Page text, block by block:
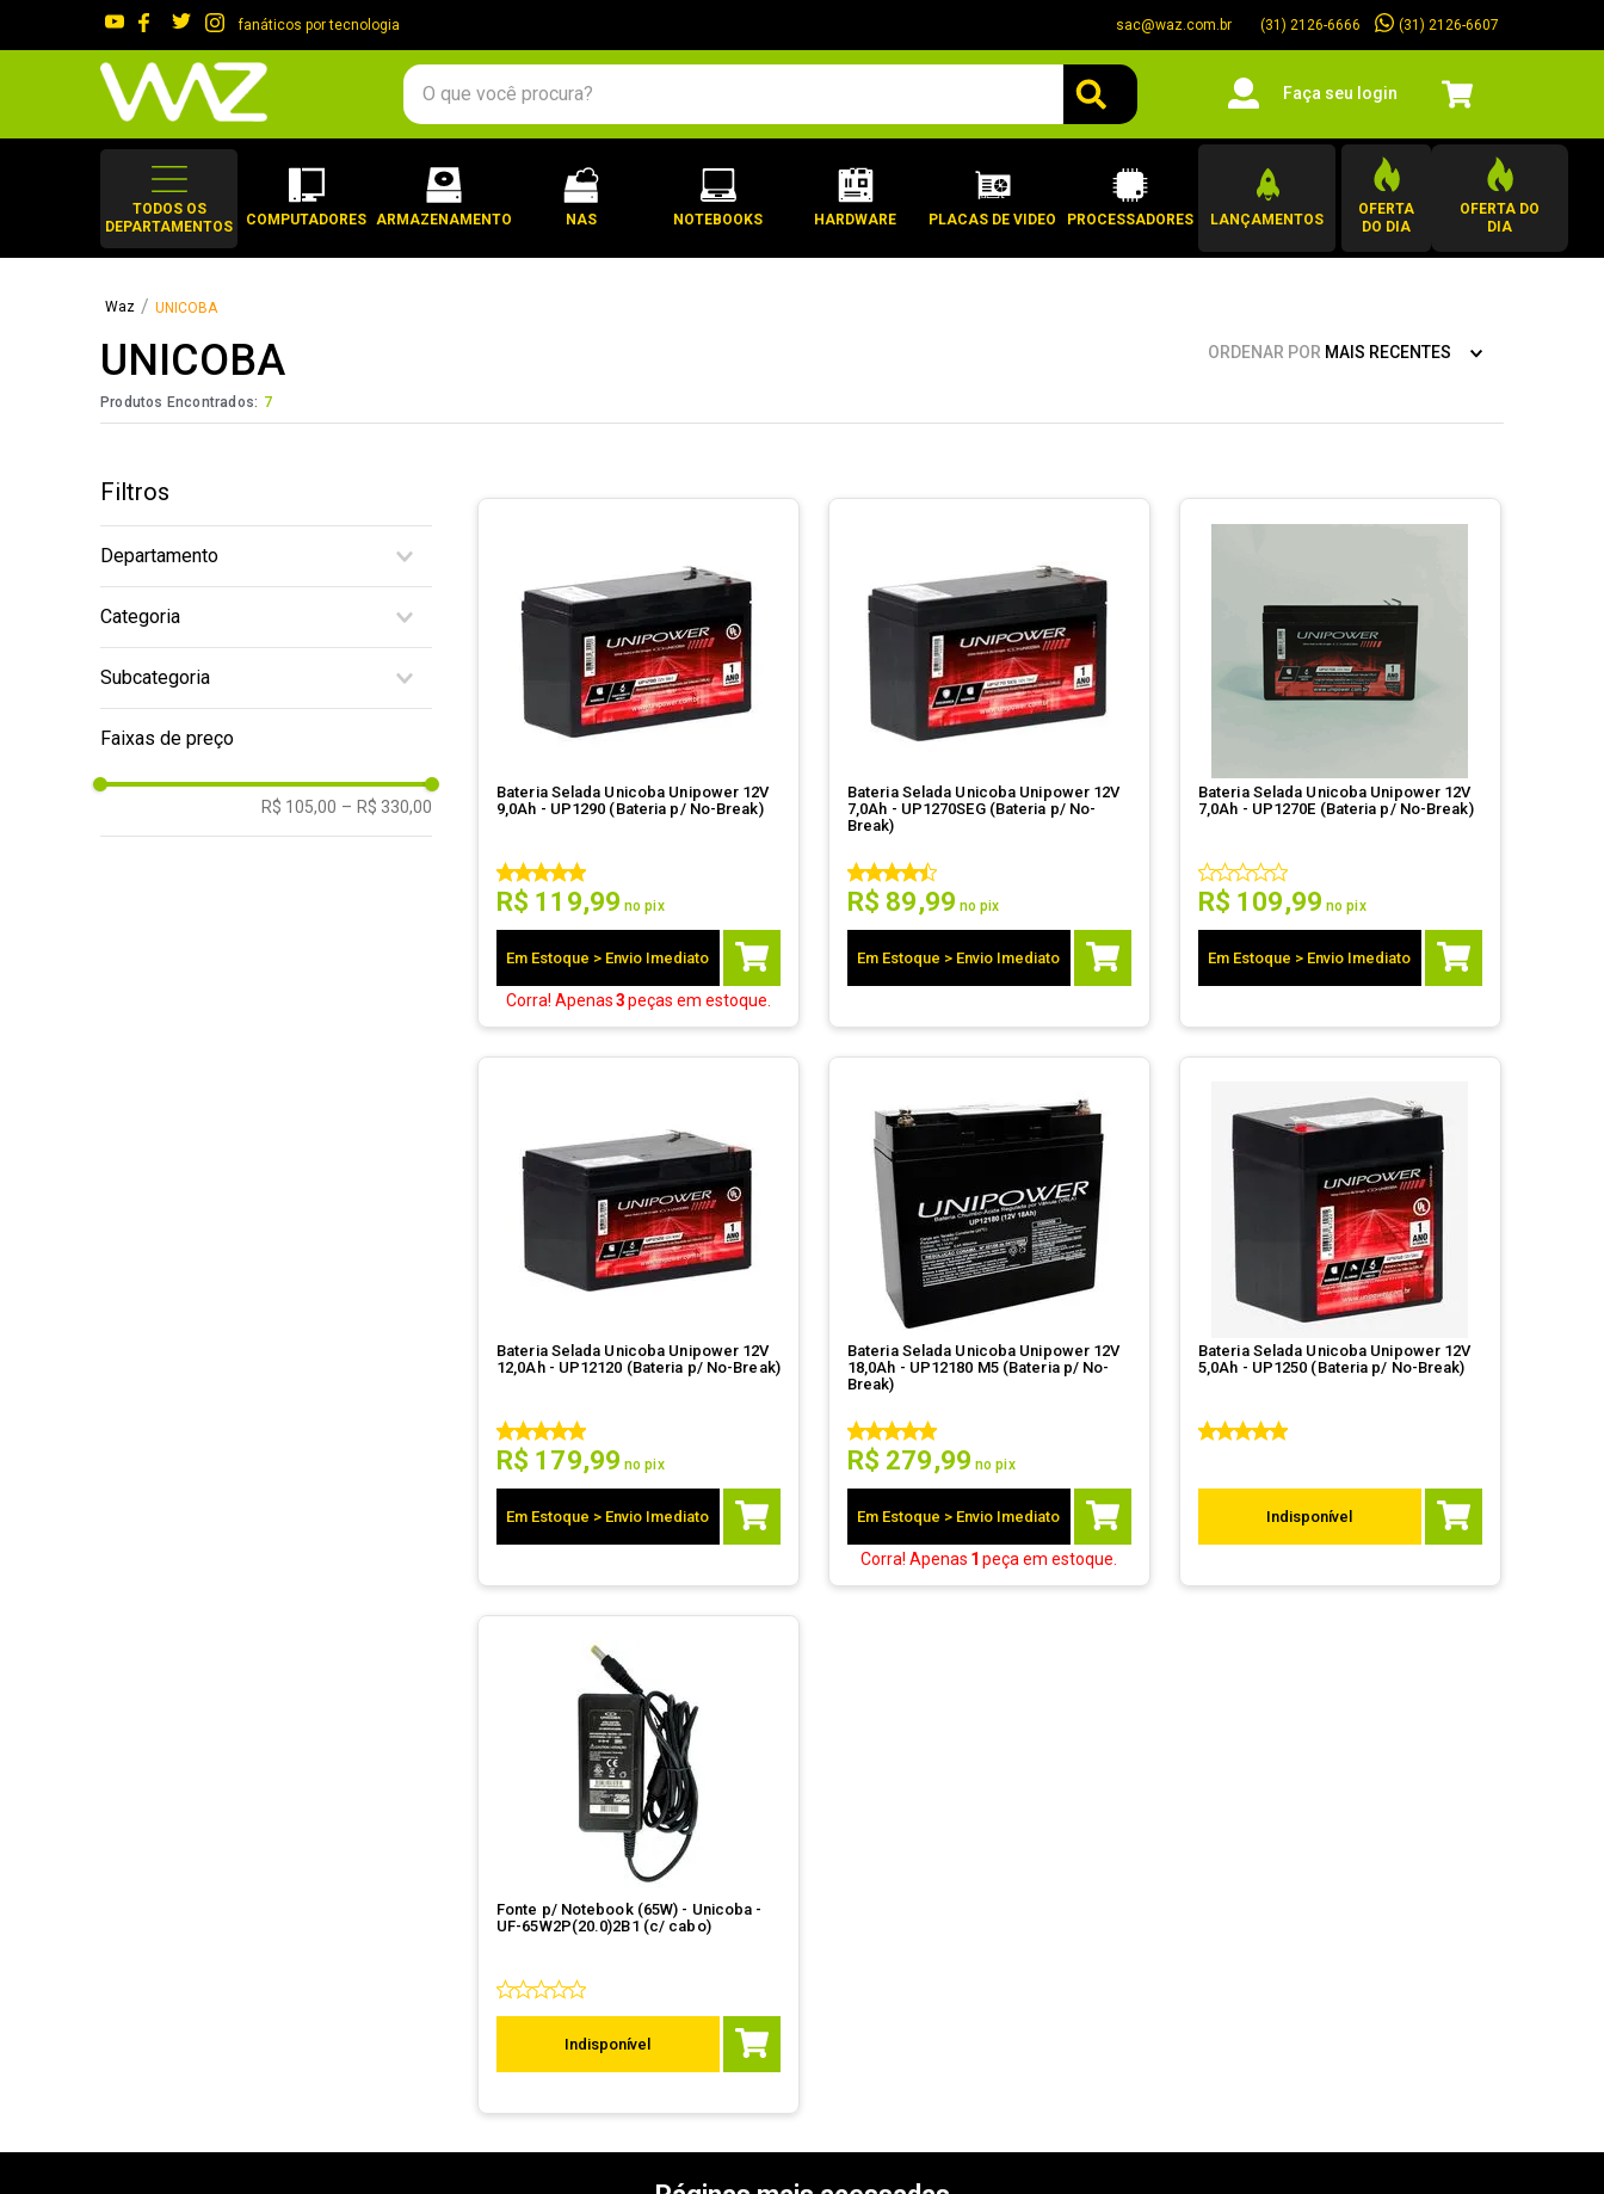
fanáticos por tecnologia sac@waz.com.br (31) 2126-6666 (31) 2126-6607
O que você procura?
Faça seu login
TODOS OS
DEPARTAMENTOS
COMPUTADORES ARMAZENAMENTO NAS NOTEBOOKS HARDWARE PLACAS DE VIDEO PROCESSADORES LANÇAMENTOS
OFERTA
DO DIA
OFERTA DO
DIA
UNICOBA
UNICOBA
Produtos Encontrados: 7
ORDENAR POR MAIS RECENTES
Filtros
Departamento
Notebooks
Categoria
Partes e Peças
Subcategoria
Carregador
Faixas de preço
R$ 105,00 – R$ 330,00
Bateria Selada Unicoba Unipower 12V
9,0Ah - UP1290 (Bateria p/ No-Break)
R$ 119,99 no pix
Em Estoque > Envio Imediato
Corra! Apenas3peças em estoque.
Bateria Selada Unicoba Unipower 12V
7,0Ah - UP1270SEG (Bateria p/ No-
Break)
R$ 89,99 no pix
Em Estoque > Envio Imediato
Bateria Selada Unicoba Unipower 12V
7,0Ah - UP1270E (Bateria p/ No-Break)
R$ 109,99 no pix
Em Estoque > Envio Imediato
Bateria Selada Unicoba Unipower 12V
12,0Ah - UP12120 (Bateria p/ No-Break)
R$ 179,99 no pix
Em Estoque > Envio Imediato
Bateria Selada Unicoba Unipower 12V
18,0Ah - UP12180 M5 (Bateria p/ No-
Break)
R$ 279,99 no pix
Em Estoque > Envio Imediato
Corra! Apenas 1 peça em estoque.
Bateria Selada Unicoba Unipower 12V
5,0Ah - UP1250 (Bateria p/ No-Break)
Indisponível
Fonte p/ Notebook (65W) - Unicoba -
UF-65W2P(20.0)2B1 (c/ cabo)
Indisponível
gabinete
2º
keychron
9º
10